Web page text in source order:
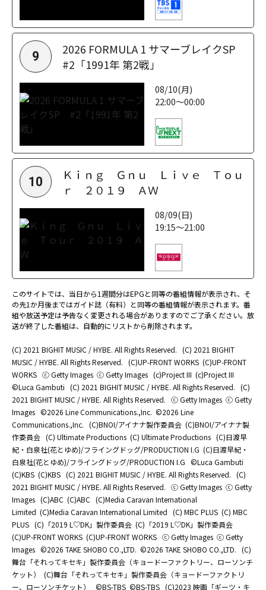
9
2026 FORMULA 1 サマーブレイクSP
#2「1991年 第2戦」
08/10(月)
22:00～00:00
10
Ｋｉｎｇ Ｇｎｕ Ｌｉｖｅ Ｔｏｕ
ｒ ２０１９ ＡＷ
08/09(日)
19:15～21:00
このサイトでは、当日から1週間分はEPGと同等の番組情報が表示され、そ
の先1か月後まではガイド誌（有料）と同等の番組情報が表示されます。番
組や放送予定は予告なく変更される場合がありますのでご了承ください。放
送が終了した番組は、自動的にリストから削除されます。
(C) 2021 BIGHIT MUSIC / HYBE. All Rights Reserved. (C) 2021 BIGHIT
MUSIC / HYBE. All Rights Reserved. (C)UP-FRONT WORKS (C)UP-FRONT
WORKS ⓒ Getty Images ⓒ Getty Images (c)Project III (c)Project III
©Luca Gambuti (C) 2021 BIGHIT MUSIC / HYBE. All Rights Reserved. (C)
2021 BIGHIT MUSIC / HYBE. All Rights Reserved. ⓒ Getty Images ⓒ Getty
Images ©2026 Line Communications.,Inc. ©2026 Line
Communications.,Inc. (C)BNOI/アイナナ製作委員会 (C)BNOI/アイナナ製
作委員会 (C) Ultimate Productions (C) Ultimate Productions (C)日渡早
紀・白泉社(花とゆめ)/フライングドッグ/PRODUCTION I.G (C)日渡早紀・
白泉社(花とゆめ)/フライングドッグ/PRODUCTION I.G ©Luca Gambuti
(C)KBS (C)KBS (C) 2021 BIGHIT MUSIC / HYBE. All Rights Reserved. (C)
2021 BIGHIT MUSIC / HYBE. All Rights Reserved. ⓒ Getty Images ⓒ Getty
Images (C)ABC (C)ABC (C)Media Caravan International
Limited (C)Media Caravan International Limited (C) MBC PLUS (C) MBC
PLUS (C)「2019 L♡DK」製作委員会 (C)「2019 L♡DK」製作委員会
(C)UP-FRONT WORKS (C)UP-FRONT WORKS ⓒ Getty Images ⓒ Getty
Images ©2026 TAKE SHOBO CO.,LTD. ©2026 TAKE SHOBO CO.,LTD. (C)
舞台「それってキセキ」製作委員会（キョードーファクトリー、ローソンチ
ケット）
(C)舞台「それってキセキ」製作委員会（キョードーファクトリ
ー、ローソンチケット）
©BS-TBS ©BS-TBS (C)2023 映画「ギーツ・キ